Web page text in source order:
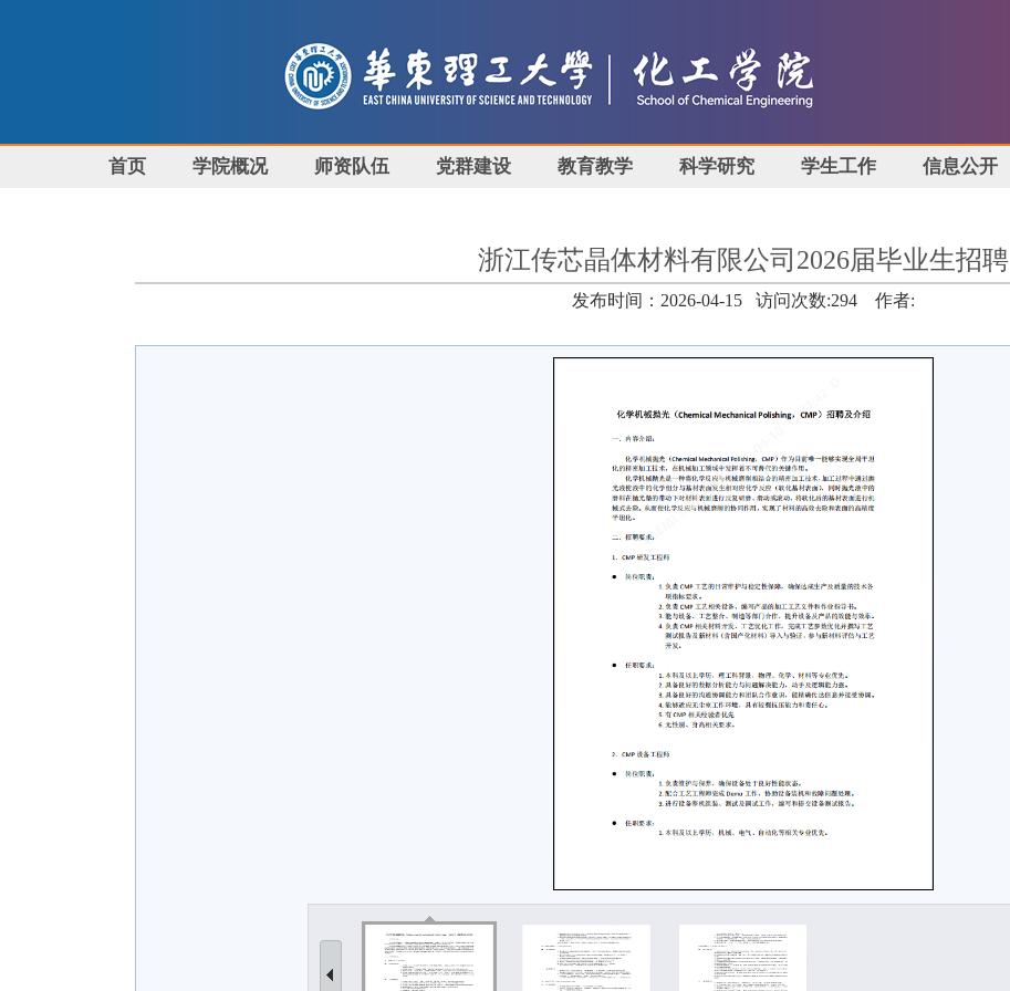
首页 学院概况 师资队伍 党群建设 教育教学 科学研究 学生工作 信息公开
浙江传芯晶体材料有限公司2026届毕业生招聘
发布时间：2026-04-15 访问次数:294 作者: